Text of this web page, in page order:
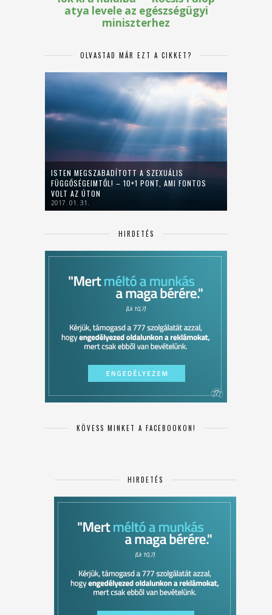
OLVASTAD MÁR EZT A CIKKET?
ISTEN MEGSZABADÍTOTT A SZEXUÁLIS
FÜGGŐSÉGEIMTŐL! – 10+1 PONT, AMI FONTOS
VOLT AZ ÚTON
2017. 01. 31.
HIRDETÉS
KÖVESS MINKET A FACEBOOKON!
HIRDETÉS